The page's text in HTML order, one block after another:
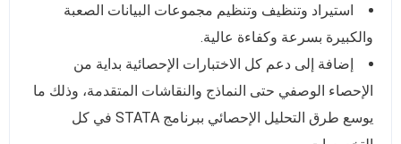
استيراد وتنظيف وتنظيم مجموعات البيانات الصعبة
والكبيرة بسرعة وكفاءة عالية.
إضافة إلى دعم كل الاختبارات الإحصائية بداية من
الإحصاء الوصفي حتى النماذج والنقاشات المتقدمة، وذلك ما
يوسع طرق التحليل الإحصائي ببرنامج STATA في كل